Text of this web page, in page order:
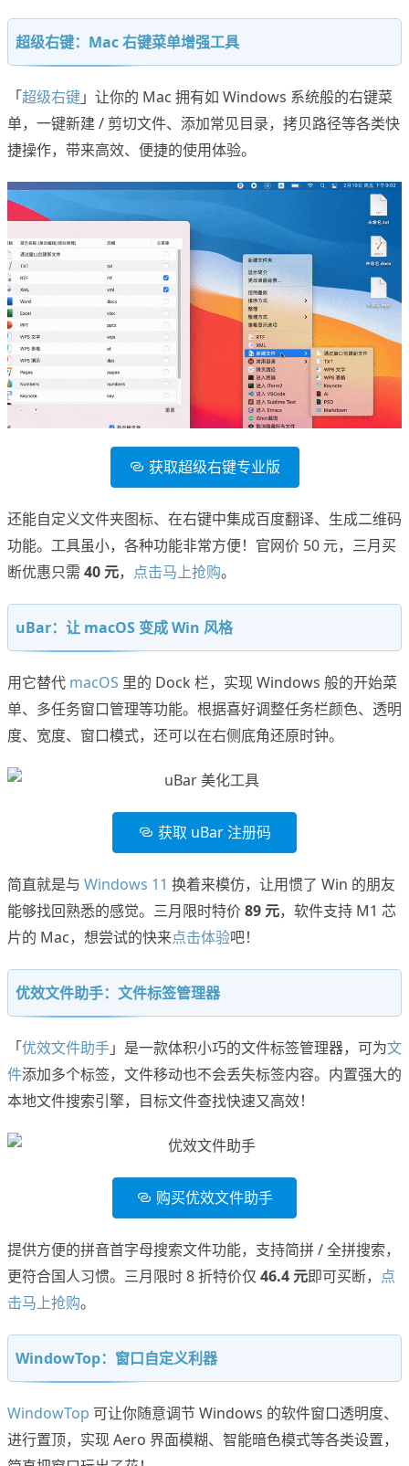
超级右键：Mac 右键菜单增强工具
「超级右键」让你的 Mac 拥有如 Windows 系统般的右键菜
单，一键新建 / 剪切文件、添加常见目录，拷贝路径等各类快
捷操作，带来高效、便捷的使用体验。
获取超级右键专业版
还能自定义文件夹图标、在右键中集成百度翻译、生成二维码
功能。工具虽小，各种功能非常方便！官网价 50 元，三月买
断优惠只需 40 元， 点击马上抢购。
uBar：让 macOS 变成 Win 风格
用它替代 macOS 里的 Dock 栏，实现 Windows 般的开始菜
单、多任务窗口管理等功能。根据喜好调整任务栏颜色、透明
度、宽度、窗口模式，还可以在右侧底角还原时钟。
获取 uBar 注册码
简直就是与 Windows 11 换着来模仿，让用惯了 Win 的朋友
能够找回熟悉的感觉。三月限时特价89 元，软件支持 M1 芯
片的 Mac，想尝试的快来点击体验吧！
优效文件助手：文件标签管理器
「优效文件助手」是一款体积小巧的文件标签管理器，可为文
件添加多个标签，文件移动也不会丢失标签内容。内置强大的
本地文件搜索引擎，目标文件查找快速又高效！
购买优效文件助手
提供方便的拼音首字母搜索文件功能，支持简拼 / 全拼搜索，
更符合国人习惯。三月限时 8 折特价仅46.4 元即可买断， 点
击马上抢购。
WindowTop：窗口自定义利器
WindowTop 可让你随意调节 Windows 的软件窗口透明度、
进行置顶，实现 Aero 界面模糊、智能暗色模式等各类设置，